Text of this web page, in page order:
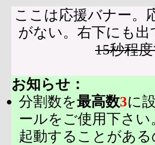
ここは応援バナー。
がない。右下にも
15秒程
お知らせ：
分割数を最高数3に
ールをご使用下さ
起動することがあ